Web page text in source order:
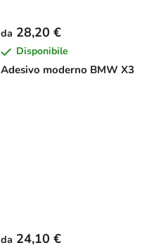
Adesivo moderno BMW X3
da 28,20 €
Disponibile
da 24,10 €